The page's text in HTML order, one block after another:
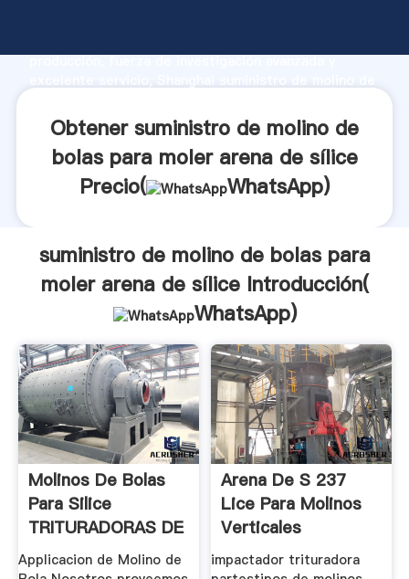
producción, fuerza de investigación avanzada y
valor y aporta valores a todos los clientes.
Obtener suministro de molino de
bolas para moler arena de sílice
Precio(
WhatsApp)
suministro de molino de bolas para
moler arena de sílice Introducción(
WhatsApp)
Molinos De Bolas
Para Silice
TRITURADORAS DE
ROCA ...
Applicacion de Molino de
Arena De S 237
Lice Para Molinos
Verticales
impactador trituradora